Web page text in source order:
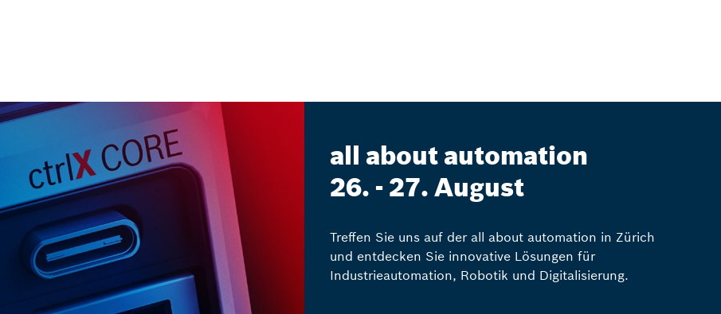
all about automation
26. - 27. August
Treffen Sie uns auf der all about automation in Zürich
und entdecken Sie innovative Lösungen für
Industrieautomation, Robotik und Digitalisierung.